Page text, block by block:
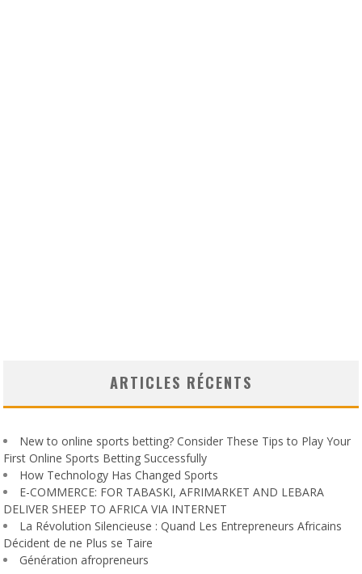
ARTICLES RÉCENTS
New to online sports betting? Consider These Tips to Play Your
First Online Sports Betting Successfully
How Technology Has Changed Sports
E-COMMERCE: FOR TABASKI, AFRIMARKET AND LEBARA
DELIVER SHEEP TO AFRICA VIA INTERNET
La Révolution Silencieuse : Quand Les Entrepreneurs Africains
Décident de ne Plus se Taire
Génération afropreneurs